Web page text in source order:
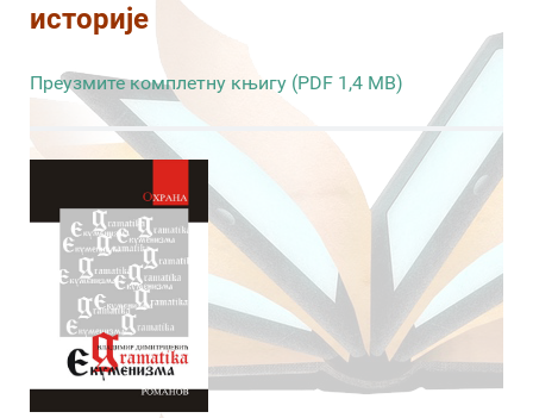
историје
Преузмите комплетну књигу (PDF 1,4 MB)